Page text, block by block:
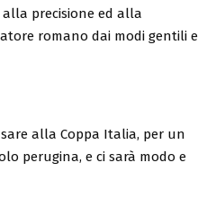
precisione ed alla
romano dai modi gentili e
alla Coppa Italia, per un
perugina, e ci sarà modo e